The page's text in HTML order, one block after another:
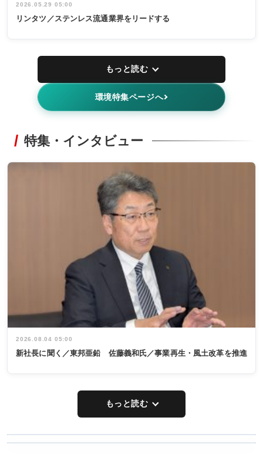
2026.05.29 05:00
リンタツ／ステンレス流通業界をリードする
もっと読む
環境特集ページへ
特集・インタビュー
2026.08.04 05:00
新社長に聞く／東邦亜鉛 佐藤義和氏／事業再生・風土改革を推進
もっと読む